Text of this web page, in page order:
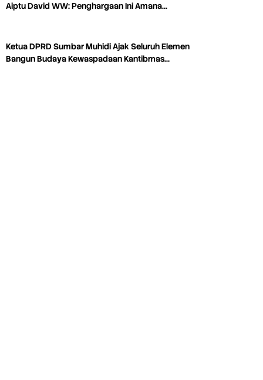
Aiptu David WW: Penghargaan Ini Amana…
Ketua DPRD Sumbar Muhidi Ajak Seluruh Elemen
Bangun Budaya Kewaspadaan Kantibmas…